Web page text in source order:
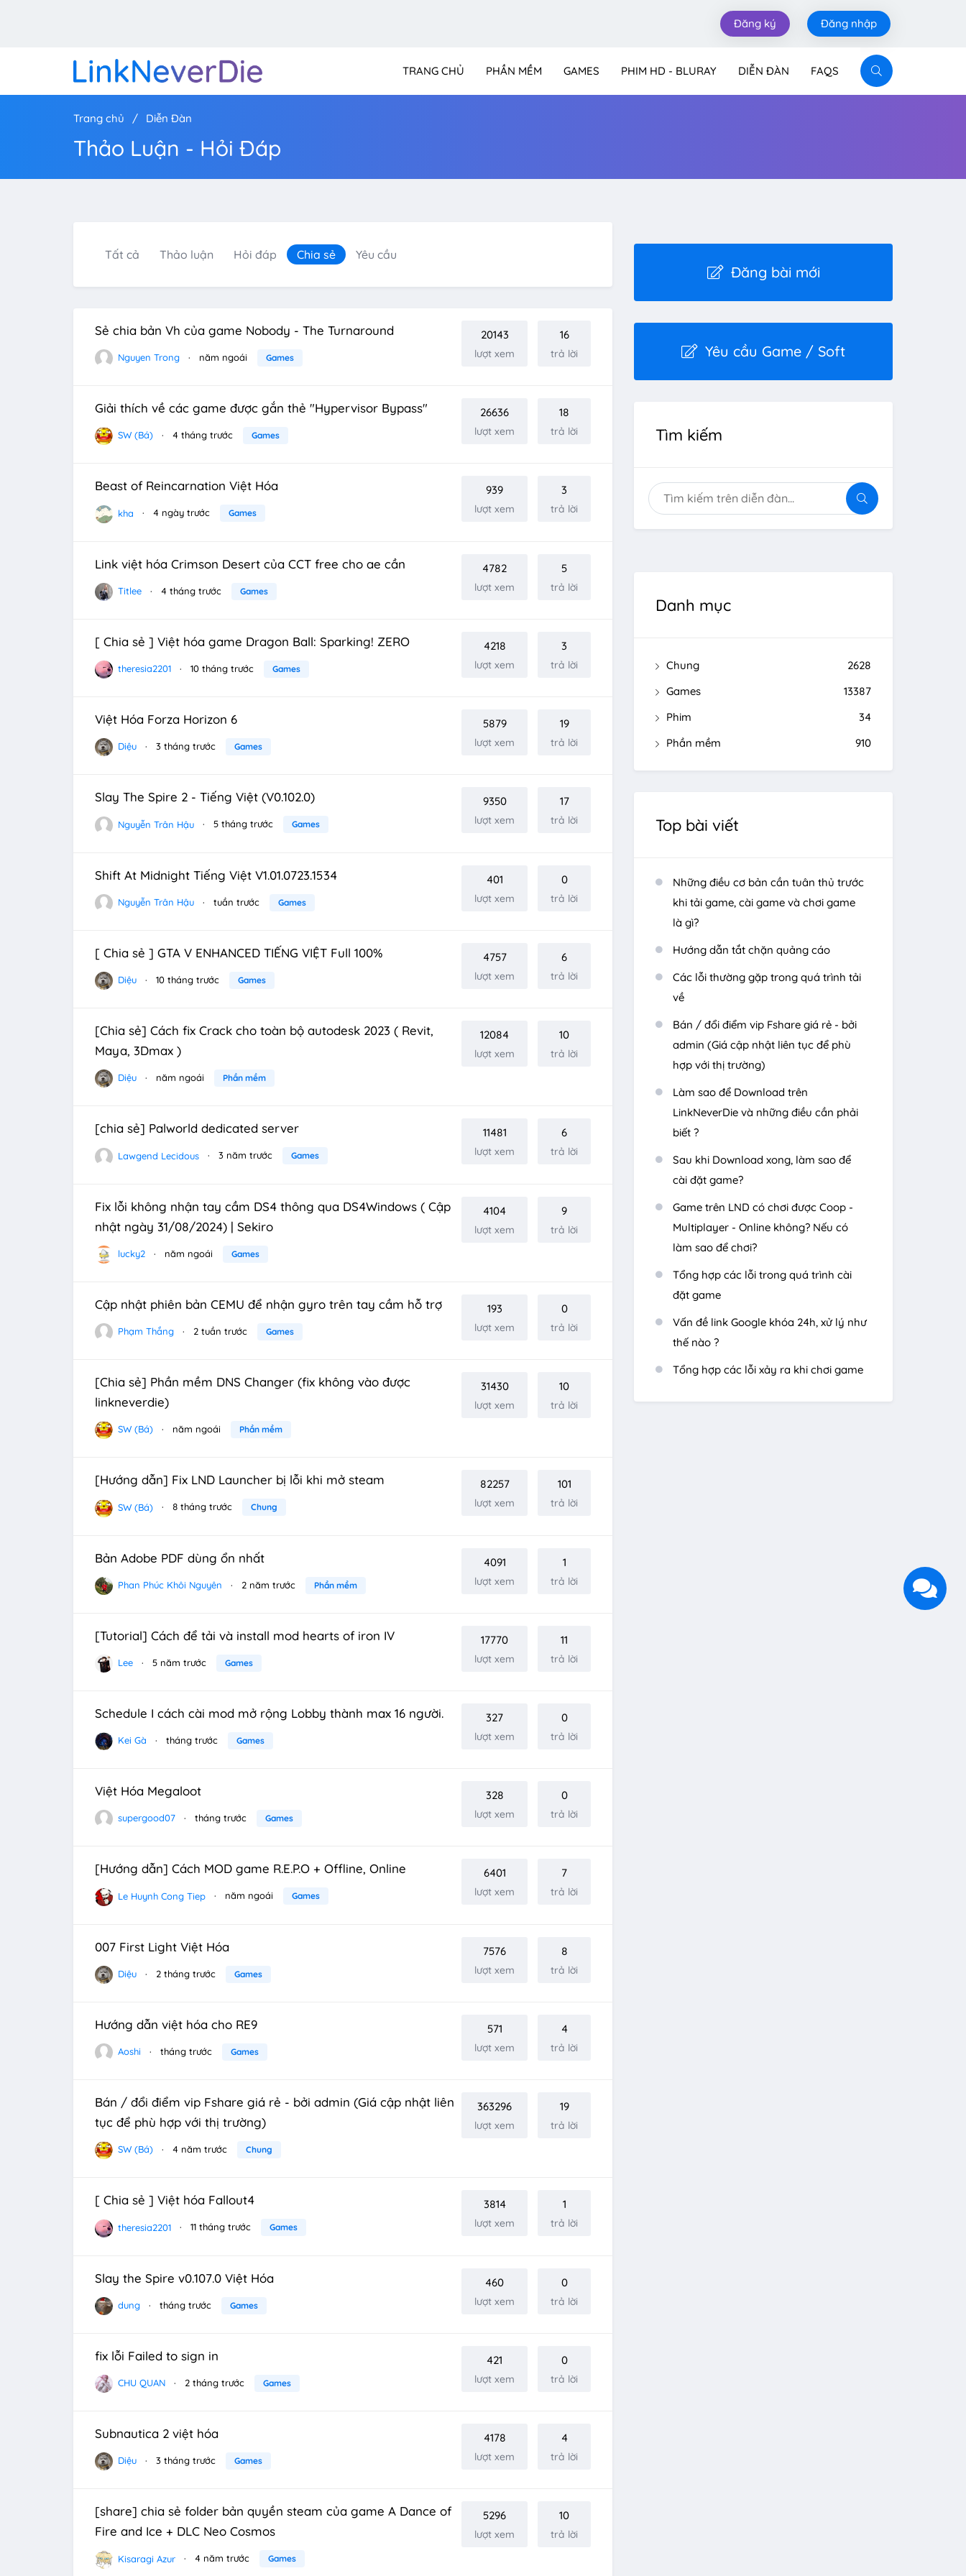
Đăng ký Đăng nhập
TRANG CHỦ PHẦN MỀM GAMES PHIM HD - BLURAY DIỄN ĐÀN FAQS
Trang chủ Diễn Đàn
Thảo Luận - Hỏi Đáp
Tất cả Thảo luận Hỏi đáp Chia sẻ Yêu cầu
Sẻ chia bản Vh của game Nobody - The Turnaround
Nguyen Trong năm ngoái Games
20143
lượt xem
16
trả lời
Giải thích về các game được gắn thẻ "Hypervisor Bypass"
SW (Bá) 4 tháng trước Games
26636
lượt xem
18
trả lời
Beast of Reincarnation Việt Hóa
kha 4 ngày trước Games
939
lượt xem
3
trả lời
Link việt hóa Crimson Desert của CCT free cho ae cần
Titlee 4 tháng trước Games
4782
lượt xem
5
trả lời
[ Chia sẻ ] Việt hóa game Dragon Ball: Sparking! ZERO
theresia2201 10 tháng trước Games
4218
lượt xem
3
trả lời
Việt Hóa Forza Horizon 6
Diệu 3 tháng trước Games
5879
lượt xem
19
trả lời
Slay The Spire 2 - Tiếng Việt (V0.102.0)
Nguyễn Trân Hậu 5 tháng trước Games
9350
lượt xem
17
trả lời
Shift At Midnight Tiếng Việt V1.01.0723.1534
Nguyễn Trân Hậu tuần trước Games
401
lượt xem
0
trả lời
[ Chia sẻ ] GTA V ENHANCED TIẾNG VIỆT Full 100%
Diệu 10 tháng trước Games
4757
lượt xem
6
trả lời
[Chia sẻ] Cách fix Crack cho toàn bộ autodesk 2023 ( Revit,
Maya, 3Dmax )
Diệu năm ngoái Phần mềm
12084
lượt xem
10
trả lời
[chia sẻ] Palworld dedicated server
Lawgend Lecidous 3 năm trước Games
11481
lượt xem
6
trả lời
Fix lỗi không nhận tay cầm DS4 thông qua DS4Windows ( Cập
nhật ngày 31/08/2024) | Sekiro
lucky2 năm ngoái Games
4104
lượt xem
9
trả lời
Cập nhật phiên bản CEMU để nhận gyro trên tay cầm hỗ trợ
Phạm Thắng 2 tuần trước Games
193
lượt xem
0
trả lời
[Chia sẻ] Phần mềm DNS Changer (fix không vào được
linkneverdie)
SW (Bá) năm ngoái Phần mềm
31430
lượt xem
10
trả lời
[Hướng dẫn] Fix LND Launcher bị lỗi khi mở steam
SW (Bá) 8 tháng trước Chung
82257
lượt xem
101
trả lời
Bản Adobe PDF dùng ổn nhất
Phan Phúc Khôi Nguyên 2 năm trước Phần mềm
4091
lượt xem
1
trả lời
[Tutorial] Cách để tải và install mod hearts of iron IV
Lee 5 năm trước Games
17770
lượt xem
11
trả lời
Schedule I cách cài mod mở rộng Lobby thành max 16 người.
Kei Gà tháng trước Games
327
lượt xem
0
trả lời
Việt Hóa Megaloot
supergood07 tháng trước Games
328
lượt xem
0
trả lời
[Hướng dẫn] Cách MOD game R.E.P.O + Offline, Online
Le Huynh Cong Tiep năm ngoái Games
6401
lượt xem
7
trả lời
007 First Light Việt Hóa
Diệu 2 tháng trước Games
7576
lượt xem
8
trả lời
Hướng dẫn việt hóa cho RE9
Aoshi tháng trước Games
571
lượt xem
4
trả lời
Bán / đổi điểm vip Fshare giá rẻ - bởi admin (Giá cập nhật liên
tục để phù hợp với thị trường)
SW (Bá) 4 năm trước Chung
363296
lượt xem
19
trả lời
[ Chia sẻ ] Việt hóa Fallout4
theresia2201 11 tháng trước Games
3814
lượt xem
1
trả lời
Slay the Spire v0.107.0 Việt Hóa
dung tháng trước Games
460
lượt xem
0
trả lời
fix lỗi Failed to sign in
CHU QUAN 2 tháng trước Games
421
lượt xem
0
trả lời
Subnautica 2 việt hóa
Diệu 3 tháng trước Games
4178
lượt xem
4
trả lời
[share] chia sẻ folder bản quyền steam của game A Dance of
Fire and Ice + DLC Neo Cosmos
Kisaragi Azur 4 năm trước Games
5296
lượt xem
10
trả lời
Đăng bài mới
Yêu cầu Game / Soft
Tìm kiếm
Danh mục
Chung
2628
Games
13387
Phim
34
Phần mềm
910
Top bài viết
Những điều cơ bản cần tuân thủ trước
khi tải game, cài game và chơi game
là gì?
Hướng dẫn tắt chặn quảng cáo
Các lỗi thường gặp trong quá trình tải
về
Bán / đổi điểm vip Fshare giá rẻ - bởi
admin (Giá cập nhật liên tục để phù
hợp với thị trường)
Làm sao để Download trên
LinkNeverDie và những điều cần phải
biết ?
Sau khi Download xong, làm sao để
cài đặt game?
Game trên LND có chơi được Coop -
Multiplayer - Online không? Nếu có
làm sao để chơi?
Tổng hợp các lỗi trong quá trình cài
đặt game
Vấn đề link Google khóa 24h, xử lý như
thế nào ?
Tổng hợp các lỗi xảy ra khi chơi game